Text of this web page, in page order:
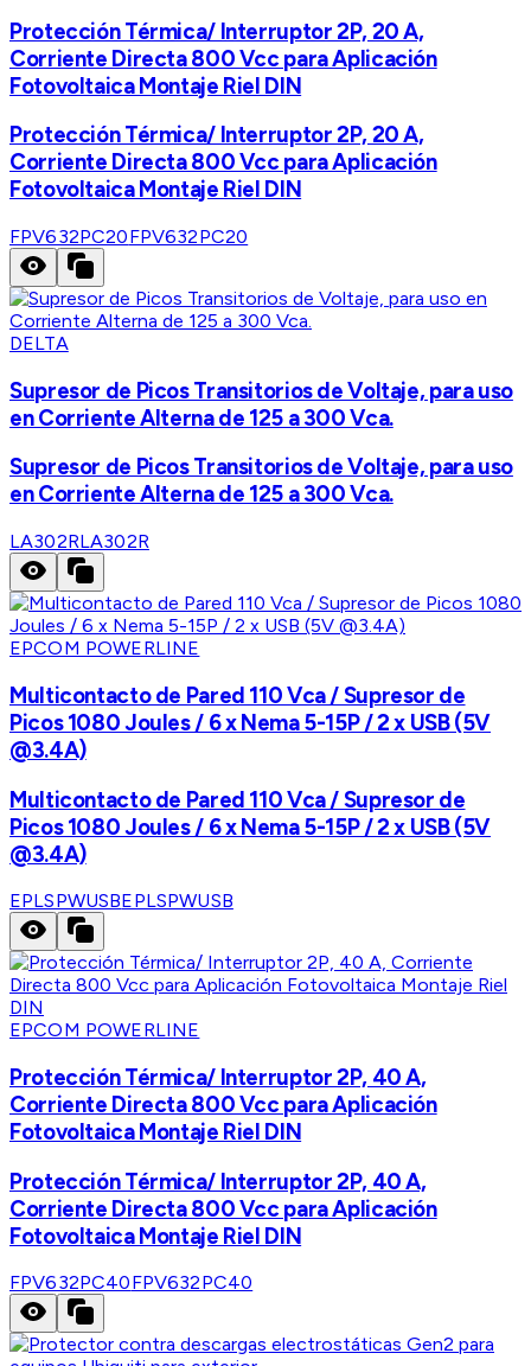
Protección Térmica/ Interruptor 2P, 20 A,
Corriente Directa 800 Vcc para Aplicación
Fotovoltaica Montaje Riel DIN
Protección Térmica/ Interruptor 2P, 20 A,
Corriente Directa 800 Vcc para Aplicación
Fotovoltaica Montaje Riel DIN
FPV632PC20FPV632PC20
DELTA
Supresor de Picos Transitorios de Voltaje, para uso
en Corriente Alterna de 125 a 300 Vca.
Supresor de Picos Transitorios de Voltaje, para uso
en Corriente Alterna de 125 a 300 Vca.
LA302RLA302R
EPCOM POWERLINE
Multicontacto de Pared 110 Vca / Supresor de
Picos 1080 Joules / 6 x Nema 5-15P / 2 x USB (5V
@3.4A)
Multicontacto de Pared 110 Vca / Supresor de
Picos 1080 Joules / 6 x Nema 5-15P / 2 x USB (5V
@3.4A)
EPLSPWUSBEPLSPWUSB
EPCOM POWERLINE
Protección Térmica/ Interruptor 2P, 40 A,
Corriente Directa 800 Vcc para Aplicación
Fotovoltaica Montaje Riel DIN
Protección Térmica/ Interruptor 2P, 40 A,
Corriente Directa 800 Vcc para Aplicación
Fotovoltaica Montaje Riel DIN
FPV632PC40FPV632PC40